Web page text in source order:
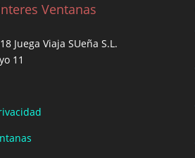
Ventanas
Juega Viaja SUeña S.L.
11